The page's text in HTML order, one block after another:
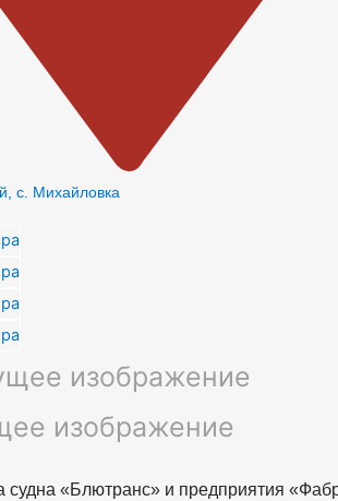
с. Михайловка
изображение
изображение
судна «Блютранс» и предприятия